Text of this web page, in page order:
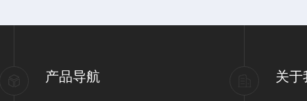
产品导航 关于